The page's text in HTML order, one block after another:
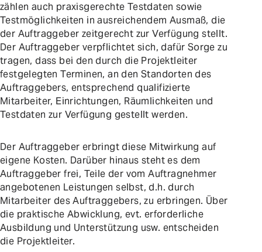
zählen auch praxisgerechte Testdaten sowie
Testmöglichkeiten in ausreichendem Ausmaß, die
der Auftraggeber zeitgerecht zur Verfügung stellt.
Der Auftraggeber verpflichtet sich, dafür Sorge zu
tragen, dass bei den durch die Projektleiter
festgelegten Terminen, an den Standorten des
Auftraggebers, entsprechend qualifizierte
Mitarbeiter, Einrichtungen, Räumlichkeiten und
Testdaten zur Verfügung gestellt werden.
Der Auftraggeber erbringt diese Mitwirkung auf
eigene Kosten. Darüber hinaus steht es dem
Auftraggeber frei, Teile der vom Auftragnehmer
angebotenen Leistungen selbst, d.h. durch
Mitarbeiter des Auftraggebers, zu erbringen. Über
die praktische Abwicklung, evt. erforderliche
Ausbildung und Unterstützung usw. entscheiden
die Projektleiter.